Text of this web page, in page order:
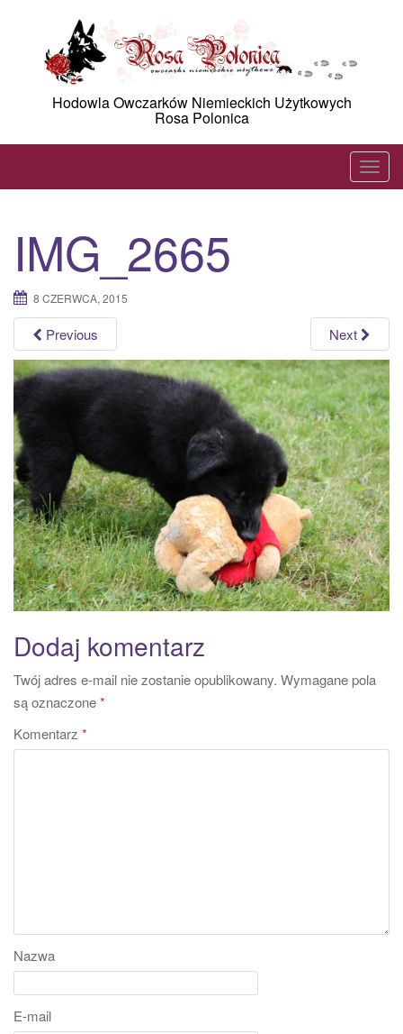
Hodowla Owczarków Niemieckich Użytkowych
Rosa Polonica
T
o
v
i
g
a
t
i
o
n
IMG_2665
8 CZERWCA, 2015
Previous Next
Dodaj komentarz
Twój adres e-mail nie zostanie opublikowany. Wymagane pola
są oznaczone*
Komentarz *
Nazwa
E-mail